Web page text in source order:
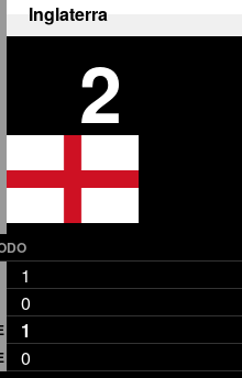
Inglaterra
2
1
0
1
0